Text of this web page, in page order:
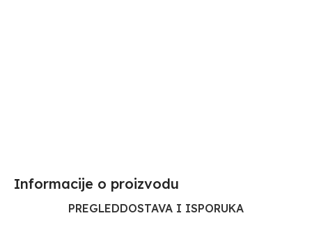
Informacije o proizvodu​
PREGLEDDOSTAVA I ISPORUKA